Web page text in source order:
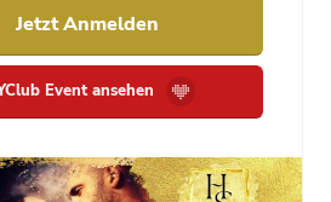
Jetzt Anmelden
Event ansehen